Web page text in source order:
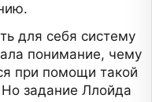
для себя систему
понимание, чему
при помощи такой
задание Ллойда